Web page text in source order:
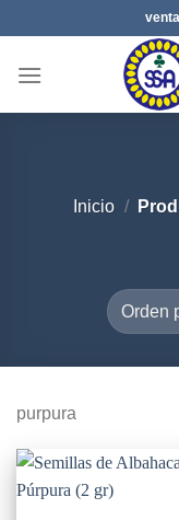
al
contenido
Inicio /
purpura